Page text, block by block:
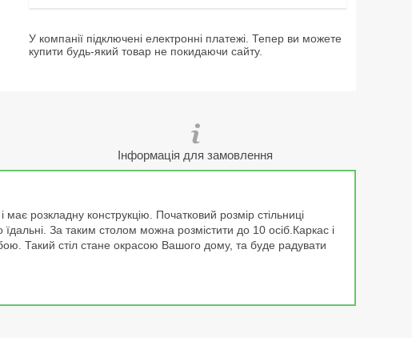
У компанії підключені електронні платежі. Тепер ви можете
купити будь-який товар не покидаючи сайту.
Інформація для замовлення
розкладну конструкцію. Початковий розмір стільниці
За таким столом можна розмістити до 10 осіб.Каркас і
Такий стіл стане окрасою Вашого дому, та буде радувати